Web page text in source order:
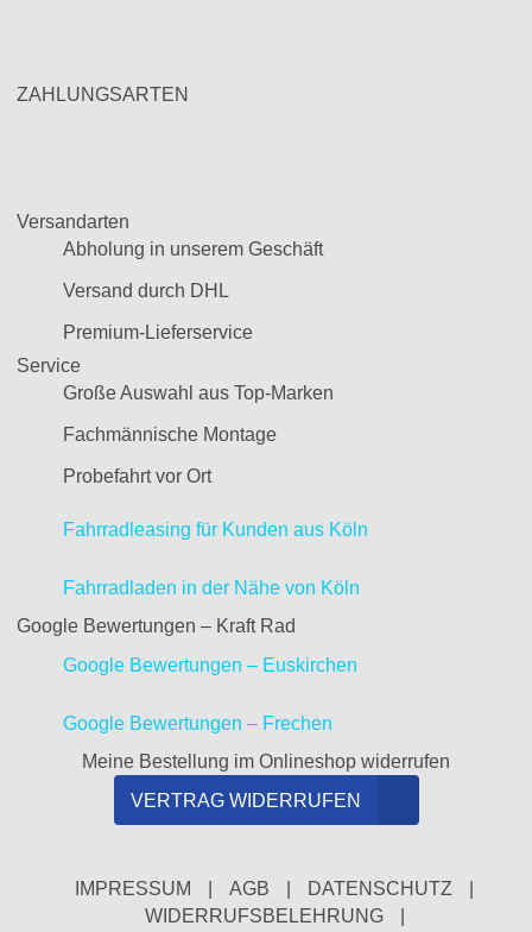
ZAHLUNGSARTEN
Versandarten
Abholung in unserem Geschäft
Versand durch DHL
Premium-Lieferservice
Service
Große Auswahl aus Top-Marken
Fachmännische Montage
Probefahrt vor Ort
Fahrradleasing für Kunden aus Köln
Fahrradladen in der Nähe von Köln
Google Bewertungen – Kraft Rad
Google Bewertungen – Euskirchen
Google Bewertungen – Frechen
Meine Bestellung im Onlineshop widerrufen
VERTRAG WIDERRUFEN
IMPRESSUM AGB DATENSCHUTZ
WIDERRUFSBELEHRUNG